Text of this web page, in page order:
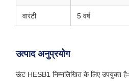
वारंटी 5 वर्ष
उत्पाद अनुप्रयोग
ऊंट HESB1 निम्नलिखित के लिए उपयुक्त हैः